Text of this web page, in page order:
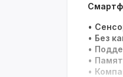
•
• Без
•
•
•